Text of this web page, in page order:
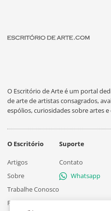
O Escritório de Arte é um portal
de arte de artistas consagrados,
espólios, curiosidades sobre artes e
O Escritório
Artigos
Sobre
Trabalhe Conosco
Privacidade
Suporte
Contato
Whatsapp